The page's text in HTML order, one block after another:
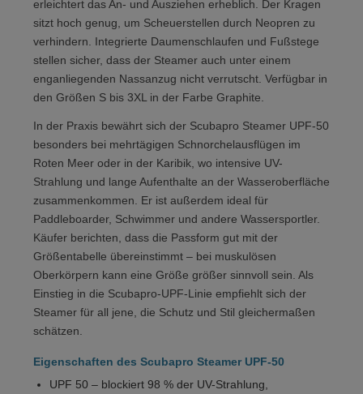
erleichtert das An- und Ausziehen erheblich. Der Kragen
sitzt hoch genug, um Scheuerstellen durch Neopren zu
verhindern. Integrierte Daumenschlaufen und Fußstege
stellen sicher, dass der Steamer auch unter einem
enganliegenden Nassanzug nicht verrutscht. Verfügbar in
den Größen S bis 3XL in der Farbe Graphite.
In der Praxis bewährt sich der Scubapro Steamer UPF-50
besonders bei mehrtägigen Schnorchelausflügen im
Roten Meer oder in der Karibik, wo intensive UV-
Strahlung und lange Aufenthalte an der Wasseroberfläche
zusammenkommen. Er ist außerdem ideal für
Paddleboarder, Schwimmer und andere Wassersportler.
Käufer berichten, dass die Passform gut mit der
Größentabelle übereinstimmt – bei muskulösen
Oberkörpern kann eine Größe größer sinnvoll sein. Als
Einstieg in die Scubapro-UPF-Linie empfiehlt sich der
Steamer für all jene, die Schutz und Stil gleichermaßen
schätzen.
Eigenschaften des Scubapro Steamer UPF-50
UPF 50 – blockiert 98 % der UV-Strahlung,